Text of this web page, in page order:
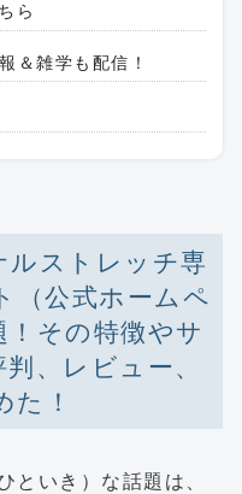
ら
＆雑学も配信！
ルストレッチ専
（公式ホームペ
その特徴やサ
、レビュー、
た！
といき）な話題は、